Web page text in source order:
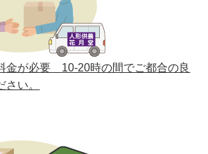
祭 令和2年6月8日(月)
祭 令和2年4月16日(木)
祭令和2年2月13日(木)
祭
金が必要 10-20時の間でご都合の良
い。